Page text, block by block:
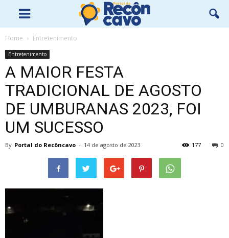
Home Entretenimento
Entretenimento
A MAIOR FESTA
TRADICIONAL DE AGOSTO
DE UMBURANAS 2023, FOI
UM SUCESSO
By Portal do Recôncavo - 14 de agosto de 2023 0
177